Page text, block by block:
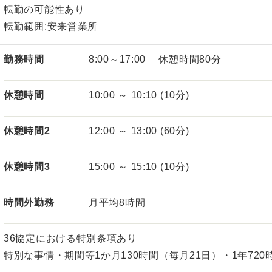
転勤の可能性あり
転勤範囲:安来営業所
勤務時間 8:00～17:00 休憩時間80分
休憩時間 10:00 ～ 10:10 (10分)
休憩時間2 12:00 ～ 13:00 (60分)
休憩時間3 15:00 ～ 15:10 (10分)
時間外勤務 月平均8時間
36協定における特別条項あり
特別な事情・期間等1か月130時間（毎月21日）・1年720